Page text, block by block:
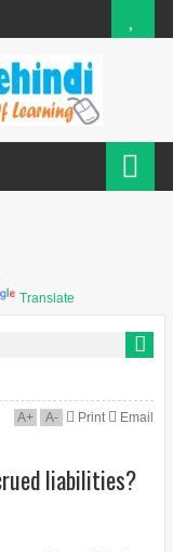
Translate
A+ A- Print Email
liabilities?